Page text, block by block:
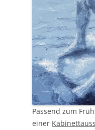
Passend zum
einer